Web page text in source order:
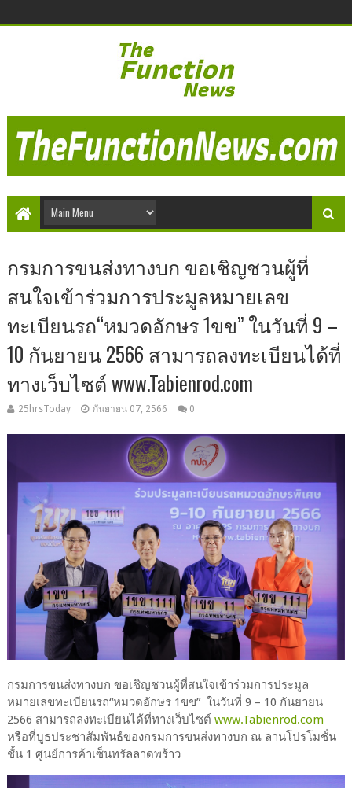
กรมการขนส่งทางบก ขอเชิญชวนผู้ที่
สนใจเข้าร่วมการประมูลหมายเลข
ทะเบียนรถ“หมวดอักษร 1ขข” ในวันที่ 9 –
10 กันยายน 2566 สามารถลงทะเบียนได้ที่
ทางเว็บไซต์ www.Tabienrod.com
25hrsToday กันยายน 07, 2566 0
กรมการขนส่งทางบก ขอเชิญชวนผู้ที่สนใจเข้าร่วมการประมูล
หมายเลขทะเบียนรถ“หมวดอักษร 1ขข” ในวันที่ 9 – 10 กันยายน
2566 สามารถลงทะเบียนได้ที่ทางเว็บไซต์ www.Tabienrod.com
หรือที่บูธประชาสัมพันธ์ของกรมการขนส่งทางบก ณ ลานโปรโมชั่น
ชั้น 1 ศูนย์การค้าเซ็นทรัลลาดพร้าว